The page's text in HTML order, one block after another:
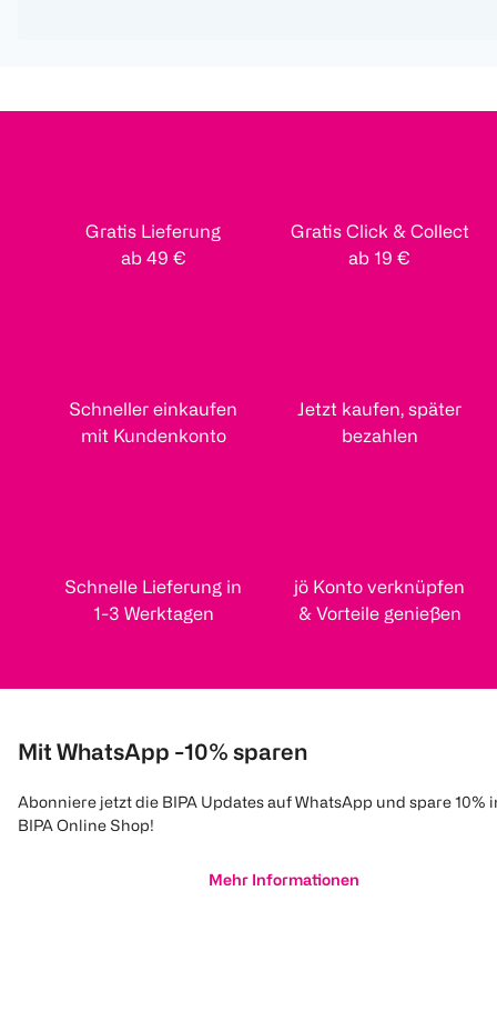
Gratis Lieferung
ab 49 €
Gratis Click & Collect
ab 19 €
Schneller einkaufen
mit Kundenkonto
Jetzt kaufen, später
bezahlen
Schnelle Lieferung in
1-3 Werktagen
jö Konto verknüpfen
& Vorteile genießen
Mit WhatsApp -10% sparen
Abonniere jetzt die BIPA Updates auf WhatsApp und spare 10%
BIPA Online Shop!
Mehr Informationen